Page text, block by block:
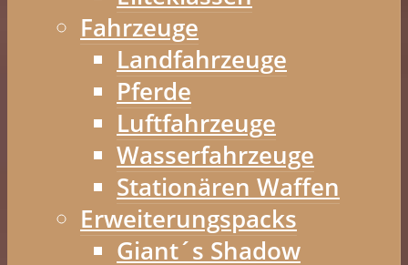
Fahrzeuge
Landfahrzeuge
Pferde
Luftfahrzeuge
Wasserfahrzeuge
Stationären Waffen
Erweiterungspacks
Giant´s Shadow